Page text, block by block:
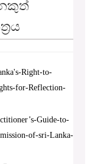
for-Reflection-
Guide-to-
of-sri-Lanka-
of-Sri-